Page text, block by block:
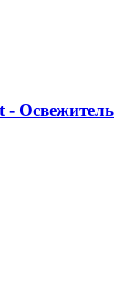
- Освежитель